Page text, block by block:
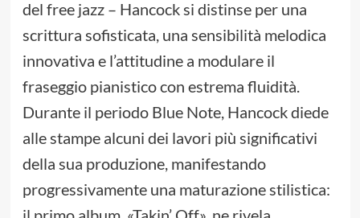
del free jazz – Hancock si distinse per una
scrittura sofisticata, una sensibilità melodica
innovativa e l’attitudine a modulare il
fraseggio pianistico con estrema fluidità.
Durante il periodo Blue Note, Hancock diede
alle stampe alcuni dei lavori più significativi
della sua produzione, manifestando
progressivamente una maturazione stilistica: